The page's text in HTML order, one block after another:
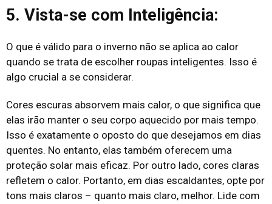
5. Vista-se com Inteligência:
O que é válido para o inverno não se aplica ao calor
quando se trata de escolher roupas inteligentes. Isso é
algo crucial a se considerar.
Cores escuras absorvem mais calor, o que significa que
elas irão manter o seu corpo aquecido por mais tempo.
Isso é exatamente o oposto do que desejamos em dias
quentes. No entanto, elas também oferecem uma
proteção solar mais eficaz. Por outro lado, cores claras
refletem o calor. Portanto, em dias escaldantes, opte por
tons mais claros – quanto mais claro, melhor. Lide com